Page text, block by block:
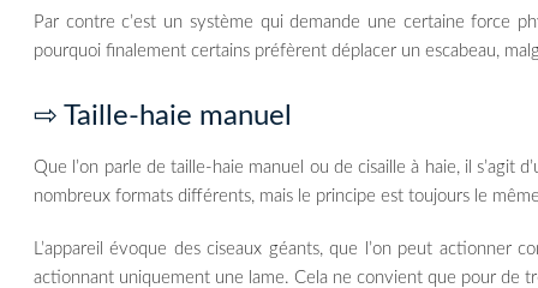
Par contre c’est un système qui demande une certaine force
pourquoi finalement certains préfèrent déplacer un escabeau,
⇨ Taille-haie manuel
Que l’on parle de taille-haie manuel ou de cisaille à haie, il s’agit
nombreux formats différents, mais le principe est toujours le
L’appareil évoque des ciseaux géants, que l’on peut actionner
actionnant uniquement une lame. Cela ne convient que pour de